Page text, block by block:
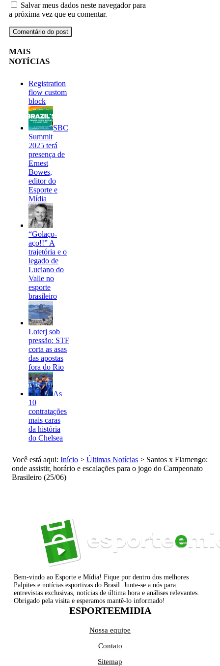
Salvar meus dados neste navegador para
a próxima vez que eu comentar.
MAIS
NOTÍCIAS
Registration
flow custom
block
SBC
Summit
2025 terá
presença de
Ernest
Bowes,
editor do
Esporte e
Mídia
“Golaço-
aço!!” A
trajetória e o
legado de
Luciano do
Valle no
esporte
brasileiro
Loterj sob
pressão: STF
corta as asas
das apostas
fora do Rio
As
10
contratações
mais caras
da história
do Chelsea
Você está aqui: Início > Últimas Notícias > Santos x Flamengo:
onde assistir, horário e escalações para o jogo do Campeonato
Brasileiro (25/06)
Bem-vindo ao Esporte e Mídia! Fique por dentro dos melhores
Palpites e notícias esportivas do Brasil. Junte-se a nós para
entrevistas exclusivas, notícias de última hora e análises relevantes.
Obrigado pela visita e esperamos mantê-lo informado!
ESPORTEEMIDIA
Nossa equipe
Contato
Sitemap